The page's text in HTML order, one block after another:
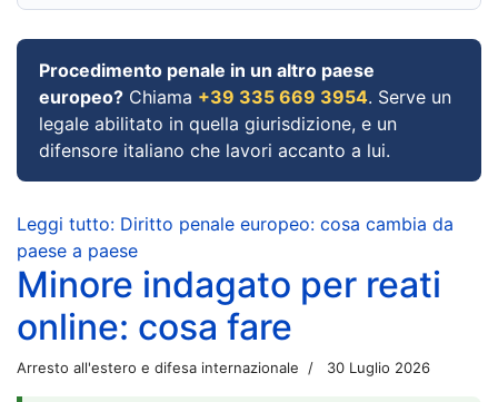
Procedimento penale in un altro paese
europeo? Chiama +39 335 669 3954. Serve un
legale abilitato in quella giurisdizione, e un
difensore italiano che lavori accanto a lui.
Leggi tutto: Diritto penale europeo: cosa cambia da
paese a paese
Minore indagato per reati
online: cosa fare
Arresto all'estero e difesa internazionale 30 Luglio 2026